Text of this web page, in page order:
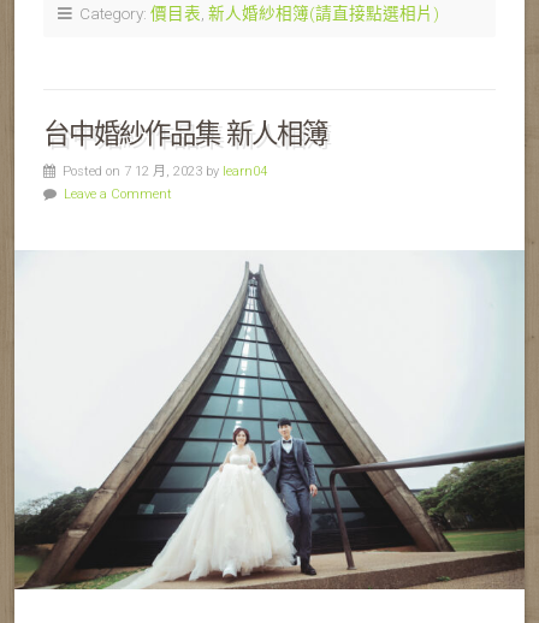
Category: 價目表 新人婚紗相簿(請直接點選相片)
台中婚紗作品集 新人相簿
Posted on 7 12 月, 2023 by learn04
Leave a Comment